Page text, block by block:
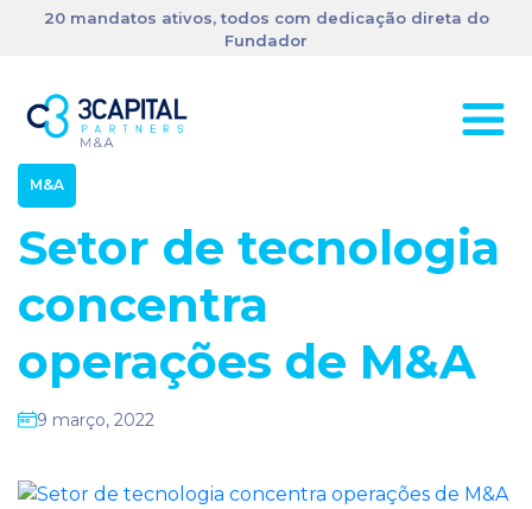
20 mandatos ativos, todos com dedicação direta do
Fundador
M&A
Setor de tecnologia
concentra
operações de M&A
9 março, 2022